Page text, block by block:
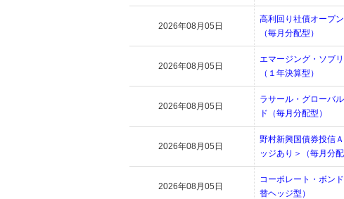
2026年08月05日
高利回り社債オープ
（毎月分配型）
2026年08月05日
エマージング・ソブ
（１年決算型）
2026年08月05日
ラサール・グローバ
ド（毎月分配型）
2026年08月05日
野村新興国債券投信
ッジあり＞（毎月分配
2026年08月05日
コーポレート・ボン
替ヘッジ型）